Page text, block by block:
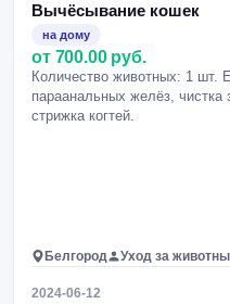
Вычёсывание кошек
на дому
от 700.00 руб.
Количество животных: 1 шт.
параанальных желёз,
стрижка когтей.
Белгород Уход за
2024-06-12